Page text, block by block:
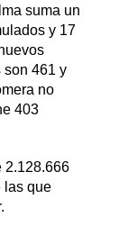
suma un
y 17
son 461 y
no
403
2.128.666
las que